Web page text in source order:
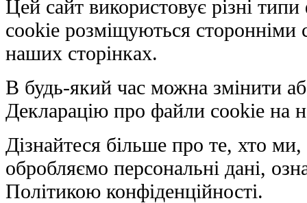
Цей сайт використовує різні
cookie розміщуються сторонніми
наших сторінках.
В будь-який час можна змінити
Декларацію про файли cookie на
Дізнайтеся більше про те, хто
обробляємо персональні дані,
Політикою конфіденційності.